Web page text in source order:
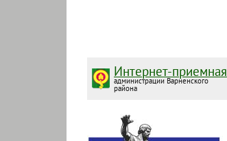
Интернет-приемная
администрации Варненского
района